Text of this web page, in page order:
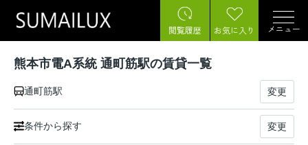
閲覧履歴 お気に入り メニュー
熊本市電A系統 通町筋駅の賃貸一覧
通町筋駅 変更
条件から探す 変更